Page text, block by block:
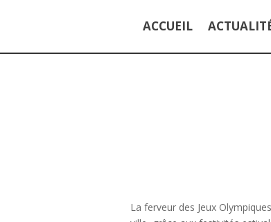
ACCUEIL
La ferveur des Jeux